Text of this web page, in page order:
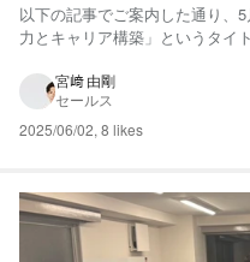
以下の記事でご案内した通り、
力とキャリア構築」というタイ
し、「PM・PMOが行う仕事と
られるスキルやマインドセット
宮﨑 由剛
セールス
2025/06/02, 8 likes